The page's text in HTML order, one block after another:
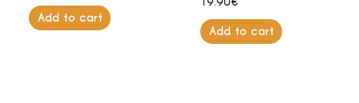
out
of
5
Add to cart
0
out
of
5
Add to cart